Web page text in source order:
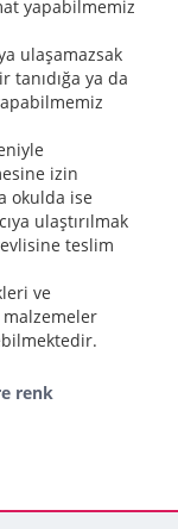
yapabilmemiz
ulaşamazsak
ya da
izin
okulda ise
ulaştırılmak
teslim
ve
malzemeler
renk